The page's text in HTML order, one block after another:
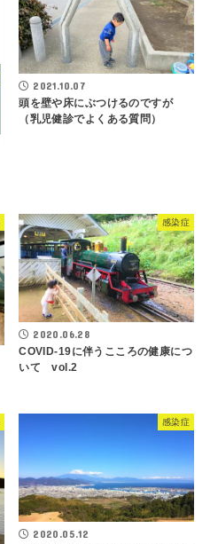
2021.10.07
頭を壁や床にぶつけるのですが
（乳児健診でよくある質問）
感染症
2020.06.28
COVID-19に伴うこころの健康につ
いて vol.2
感染症
2020.05.12